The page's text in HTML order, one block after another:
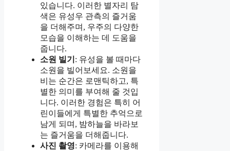
있습니다. 이러한 별자리 탐
색은 유성우 관측의 즐거움
을 더해주며, 우주의 다양한
모습을 이해하는 데 도움을
줍니다.
소원 빌기 : 유성을 볼 때마다
소원을 빌어보세요. 소원을
비는 순간은 로맨틱하고, 특
별한 의미를 부여해 줄 것입
니다. 이러한 경험은 특히 어
린이들에게 특별한 추억으로
남게 되며, 밤하늘을 바라보
는 즐거움을 더해줍니다.
사진 촬영: 카메라를 이용해